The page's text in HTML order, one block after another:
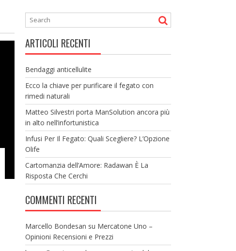
ARTICOLI RECENTI
Bendaggi anticellulite
Ecco la chiave per purificare il fegato con
rimedi naturali
Matteo Silvestri porta ManSolution ancora più
in alto nell’infortunistica
Infusi Per Il Fegato: Quali Scegliere? L’Opzione
Olife
Cartomanzia dell’Amore: Radawan È La
Risposta Che Cerchi
COMMENTI RECENTI
Marcello Bondesan su Mercatone Uno –
Opinioni Recensioni e Prezzi